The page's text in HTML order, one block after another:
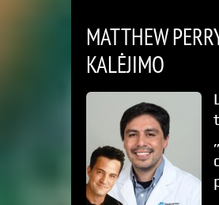
MATTHEW
KALĖJIMO